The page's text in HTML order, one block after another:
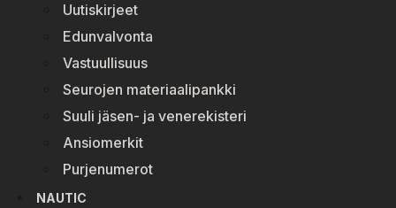
Uutiskirjeet
Edunvalvonta
Vastuullisuus
Seurojen materiaalipankki
Suuli jäsen- ja venerekisteri
Ansiomerkit
Purjenumerot
NAUTIC